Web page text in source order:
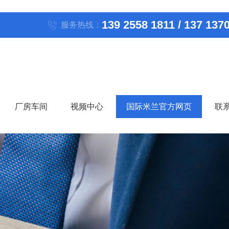
服务热线： 139 2558 1811 / 137
厂房车间 视频中心 国际米兰官方网页 联